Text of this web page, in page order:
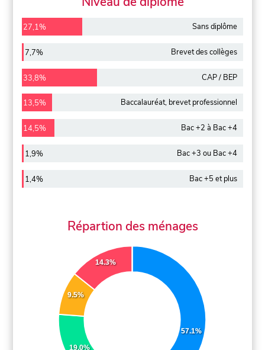
27,1% Sans diplôme
7,7% Brevet des collèges
33,8% CAP / BEP
13,5% Baccalauréat, brevet professionnel
14,5% Bac +2 à Bac +4
1,9% Bac +3 ou Bac +4
1,4% Bac +5 et plus
Répartion des ménages
57.1%
19.0%
9.5%
14.3%